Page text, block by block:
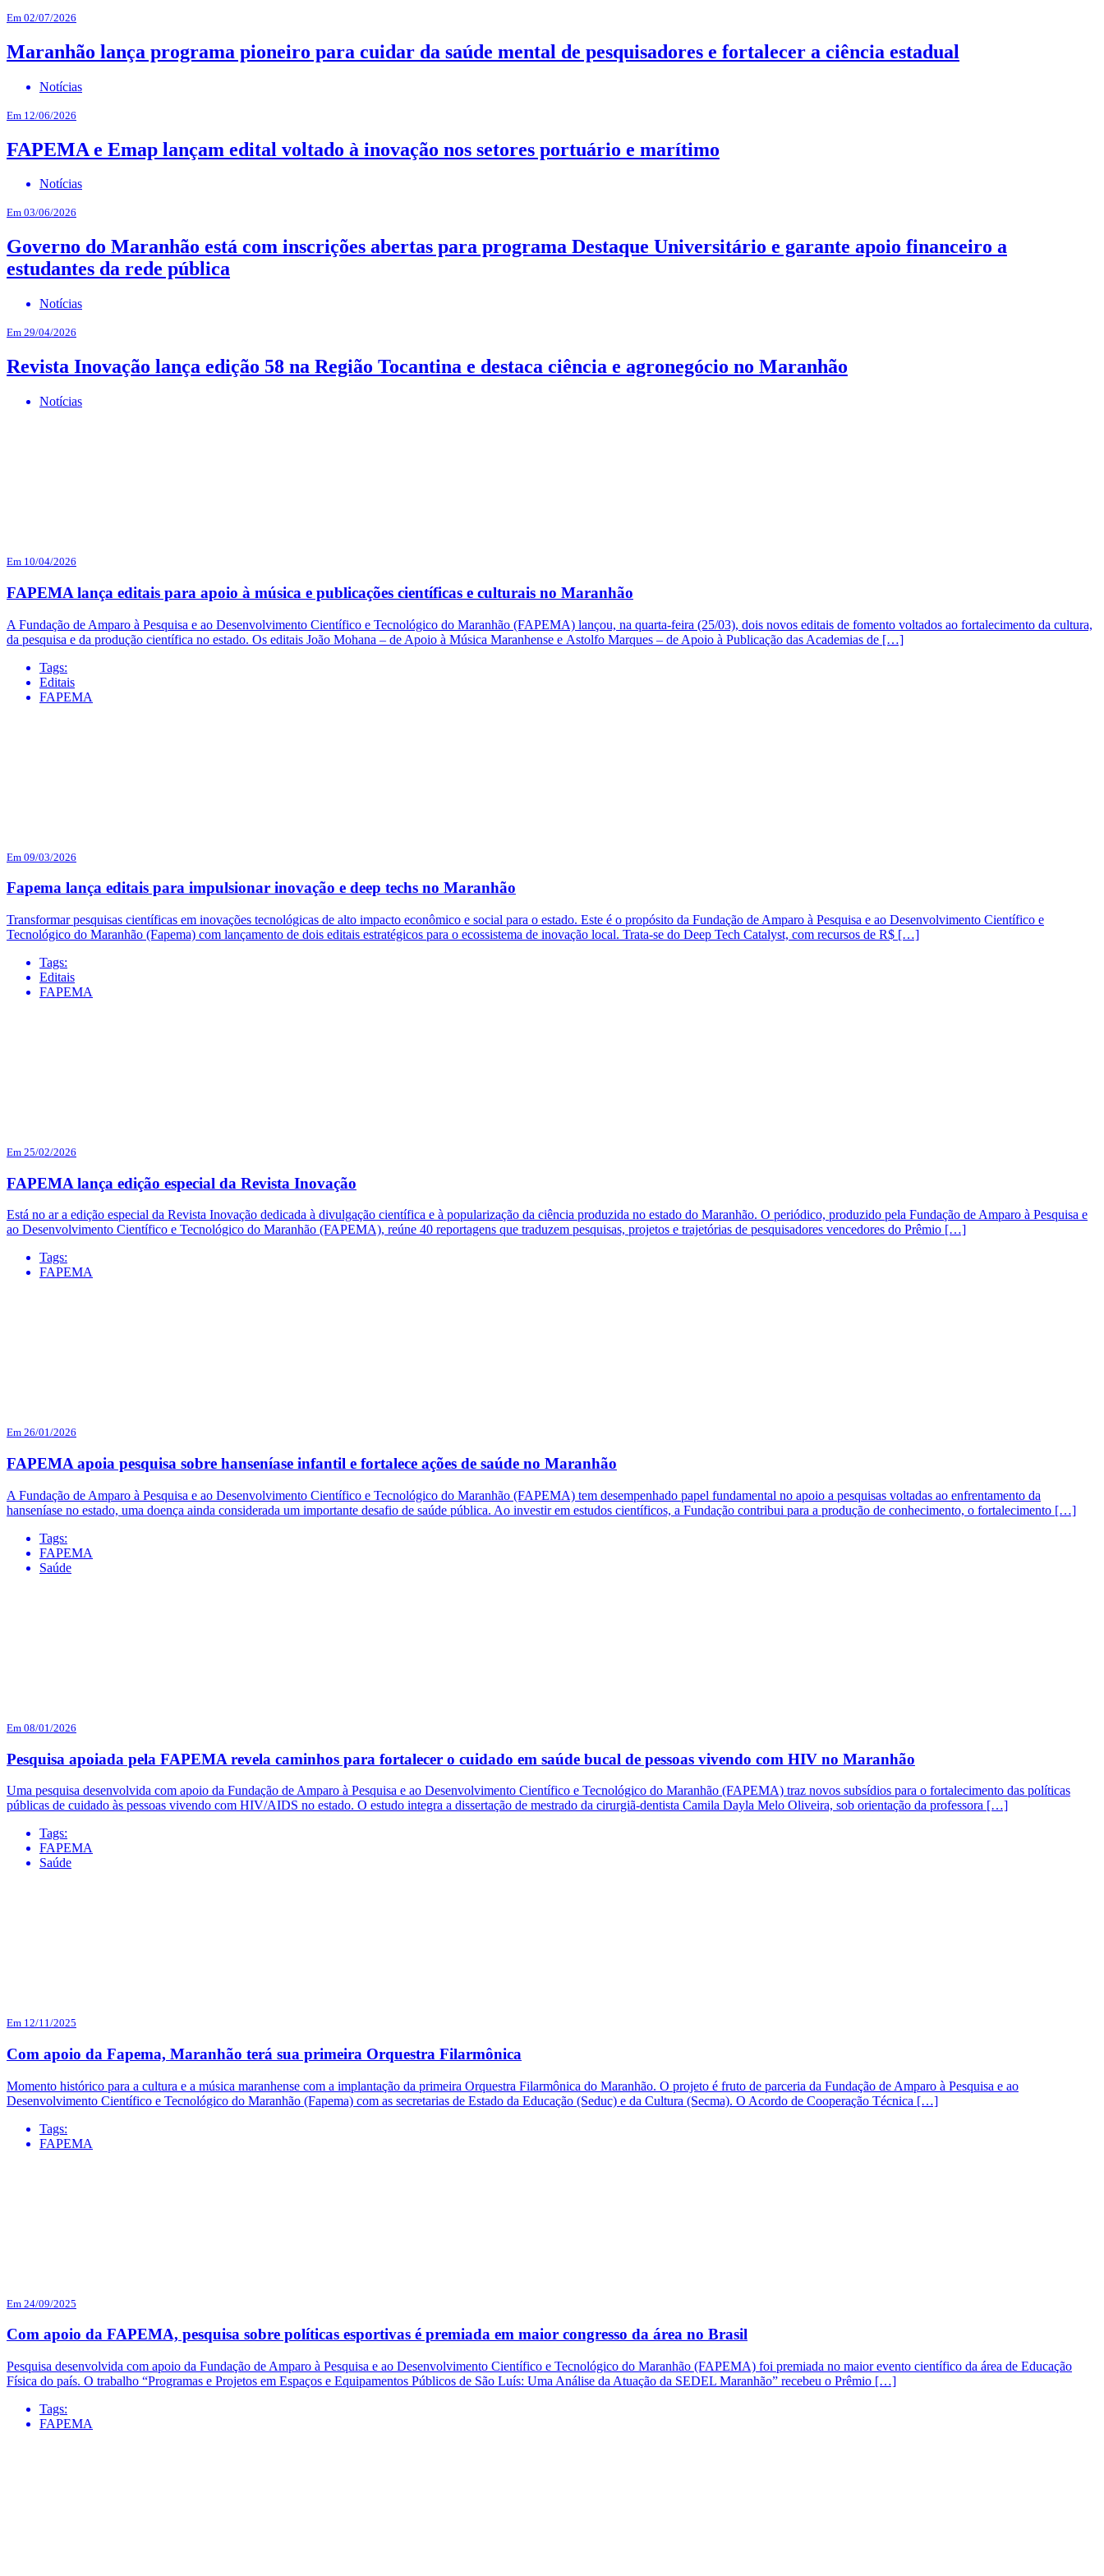
Em 02/07/2026
Maranhão lança programa pioneiro para cuidar da saúde mental de pesquisadores e fortalecer a ciência estadual
Notícias
Em 12/06/2026
FAPEMA e Emap lançam edital voltado à inovação nos setores portuário e marítimo
Notícias
Em 03/06/2026
Governo do Maranhão está com inscrições abertas para programa Destaque Universitário e garante apoio financeiro a
estudantes da rede pública
Notícias
Em 29/04/2026
Revista Inovação lança edição 58 na Região Tocantina e destaca ciência e agronegócio no Maranhão
Notícias
Em 10/04/2026
FAPEMA lança editais para apoio à música e publicações científicas e culturais no Maranhão
A Fundação de Amparo à Pesquisa e ao Desenvolvimento Científico e Tecnológico do Maranhão (FAPEMA) lançou, na quarta-feira (25/03), dois novos editais de fomento voltados ao fortalecimento da cultura,
da pesquisa e da produção científica no estado. Os editais João Mohana – de Apoio à Música Maranhense e Astolfo Marques – de Apoio à Publicação das Academias de […]
Tags:
Editais
FAPEMA
Em 09/03/2026
Fapema lança editais para impulsionar inovação e deep techs no Maranhão
Transformar pesquisas científicas em inovações tecnológicas de alto impacto econômico e social para o estado. Este é o propósito da Fundação de Amparo à Pesquisa e ao Desenvolvimento Científico e
Tecnológico do Maranhão (Fapema) com lançamento de dois editais estratégicos para o ecossistema de inovação local. Trata-se do Deep Tech Catalyst, com recursos de R$ […]
Tags:
Editais
FAPEMA
Em 25/02/2026
FAPEMA lança edição especial da Revista Inovação
Está no ar a edição especial da Revista Inovação dedicada à divulgação científica e à popularização da ciência produzida no estado do Maranhão. O periódico, produzido pela Fundação de Amparo à Pesquisa e
ao Desenvolvimento Científico e Tecnológico do Maranhão (FAPEMA), reúne 40 reportagens que traduzem pesquisas, projetos e trajetórias de pesquisadores vencedores do Prêmio […]
Tags:
FAPEMA
Em 26/01/2026
FAPEMA apoia pesquisa sobre hanseníase infantil e fortalece ações de saúde no Maranhão
A Fundação de Amparo à Pesquisa e ao Desenvolvimento Científico e Tecnológico do Maranhão (FAPEMA) tem desempenhado papel fundamental no apoio a pesquisas voltadas ao enfrentamento da
hanseníase no estado, uma doença ainda considerada um importante desafio de saúde pública. Ao investir em estudos científicos, a Fundação contribui para a produção de conhecimento, o fortalecimento […]
Tags:
FAPEMA
Saúde
Em 08/01/2026
Pesquisa apoiada pela FAPEMA revela caminhos para fortalecer o cuidado em saúde bucal de pessoas vivendo com HIV no Maranhão
Uma pesquisa desenvolvida com apoio da Fundação de Amparo à Pesquisa e ao Desenvolvimento Científico e Tecnológico do Maranhão (FAPEMA) traz novos subsídios para o fortalecimento das políticas
públicas de cuidado às pessoas vivendo com HIV/AIDS no estado. O estudo integra a dissertação de mestrado da cirurgiã-dentista Camila Dayla Melo Oliveira, sob orientação da professora […]
Tags:
FAPEMA
Saúde
Em 12/11/2025
Com apoio da Fapema, Maranhão terá sua primeira Orquestra Filarmônica
Momento histórico para a cultura e a música maranhense com a implantação da primeira Orquestra Filarmônica do Maranhão. O projeto é fruto de parceria da Fundação de Amparo à Pesquisa e ao
Desenvolvimento Científico e Tecnológico do Maranhão (Fapema) com as secretarias de Estado da Educação (Seduc) e da Cultura (Secma). O Acordo de Cooperação Técnica […]
Tags:
FAPEMA
Em 24/09/2025
Com apoio da FAPEMA, pesquisa sobre políticas esportivas é premiada em maior congresso da área no Brasil
Pesquisa desenvolvida com apoio da Fundação de Amparo à Pesquisa e ao Desenvolvimento Científico e Tecnológico do Maranhão (FAPEMA) foi premiada no maior evento científico da área de Educação
Física do país. O trabalho “Programas e Projetos em Espaços e Equipamentos Públicos de São Luís: Uma Análise da Atuação da SEDEL Maranhão” recebeu o Prêmio […]
Tags:
FAPEMA